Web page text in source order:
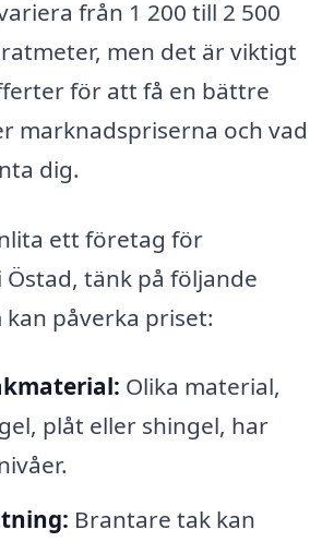
från 1 200 till 2 500
men det är viktigt
för att få en bättre
marknadspriserna och vad
dig.
ett företag för
tänk på följande
påverka priset:
Olika material,
plåt eller shingel, har
Brantare tak kan